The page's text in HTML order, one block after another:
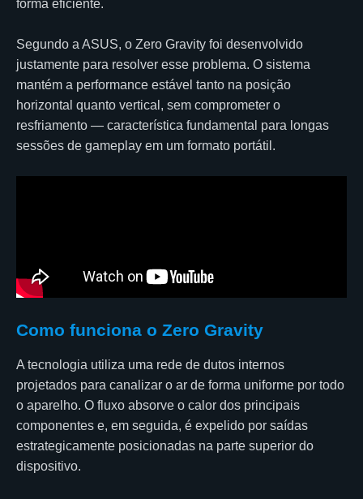
forma eficiente.
Segundo a ASUS, o Zero Gravity foi desenvolvido
justamente para resolver esse problema. O sistema
mantém a performance estável tanto na posição
horizontal quanto vertical, sem comprometer o
resfriamento — característica fundamental para longas
sessões de gameplay em um formato portátil.
Como funciona o Zero Gravity
A tecnologia utiliza uma rede de dutos internos
projetados para canalizar o ar de forma uniforme por todo
o aparelho. O fluxo absorve o calor dos principais
componentes e, em seguida, é expelido por saídas
estrategicamente posicionadas na parte superior do
dispositivo.